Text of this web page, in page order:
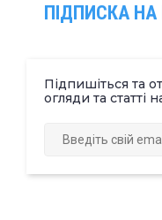
ПІДПИСКА
Підпишіться та
огляди та статті